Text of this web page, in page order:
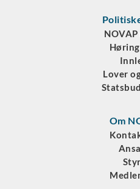
Lover
Om